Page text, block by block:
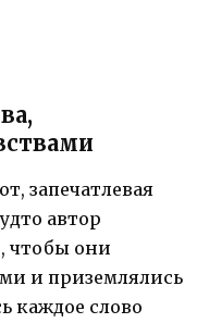
запечатлевая
автор
чтобы они
и приземлялись
каждое слово